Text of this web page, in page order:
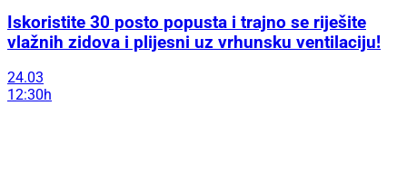
Iskoristite 30 posto popusta i trajno se riješite
vlažnih zidova i plijesni uz vrhunsku ventilaciju!
24.03
12:30h